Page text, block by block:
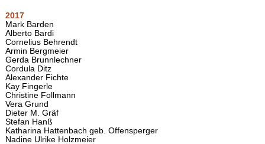
2017
Mark Barden
Alberto Bardi
Cornelius Behrendt
Armin Bergmeier
Gerda Brunnlechner
Cordula Ditz
Alexander Fichte
Kay Fingerle
Christine Follmann
Vera Grund
Dieter M. Gräf
Stefan Hanß
Katharina Hattenbach geb. Offensperger
Nadine Ulrike Holzmeier